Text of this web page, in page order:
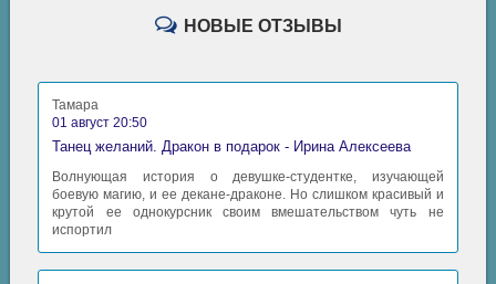
НОВЫЕ ОТЗЫВЫ
Тамара
01 август 20:50
Танец желаний. Дракон в подарок - Ирина Алексеева
Волнующая история о девушке-студентке, изучающей
боевую магию, и ее декане-драконе. Но слишком красивый и
крутой ее однокурсник своим вмешательством чуть не
испортил